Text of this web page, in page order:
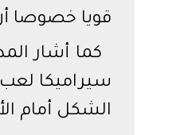
قويا خصوصا
كما أشار
سيراميكا
الشكل أمام